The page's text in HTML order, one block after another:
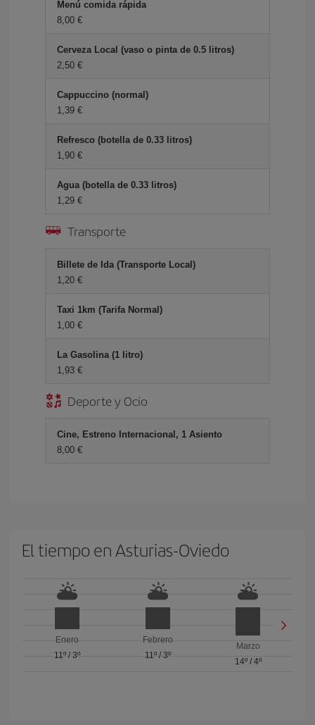
Menú comida rápida
8,00 €
Cerveza Local (vaso o pinta de 0.5 litros)
2,50 €
Cappuccino (normal)
1,39 €
Refresco (botella de 0.33 litros)
1,90 €
Agua (botella de 0.33 litros)
1,29 €
Transporte
Billete de Ida (Transporte Local)
1,20 €
Taxi 1km (Tarifa Normal)
1,00 €
La Gasolina (1 litro)
1,93 €
Deporte y Ocio
Cine, Estreno Internacional, 1 Asiento
8,00 €
El tiempo en Asturias-Oviedo
Enero
11º/ 3º
Febrero
11º/ 3º
Marzo
14º/ 4º